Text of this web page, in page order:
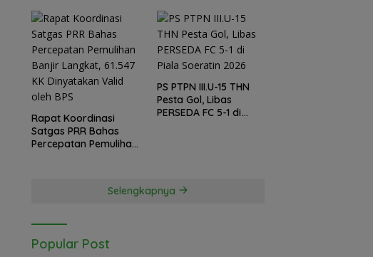
Rapat Koordinasi
Satgas PRR Bahas
Percepatan Pemulihan
PS PTPN III.U-15 THN
Pesta Gol, Libas
PERSEDA FC 5-1 di
Selengkapnya
Popular Post